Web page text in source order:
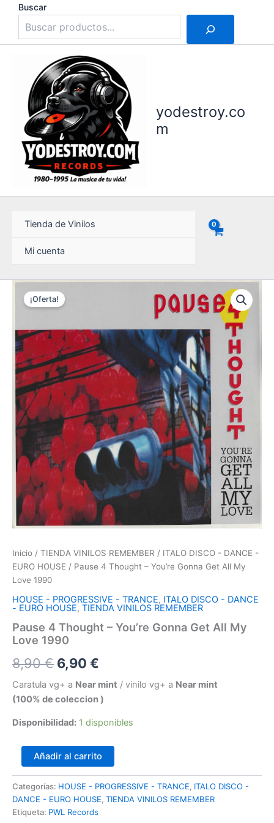
contenido
Buscar
yodestroy.co
m
Tienda de Vinilos
Mi cuenta
¡Oferta!
Inicio / TIENDA VINILOS REMEMBER / ITALO DISCO - DANCE -
EURO HOUSE / Pause 4 Thought – You’re Gonna Get All My
Love 1990
HOUSE - PROGRESSIVE - TRANCE, ITALO DISCO - DANCE
- EURO HOUSE, TIENDA VINILOS REMEMBER
Pause 4 Thought – You’re Gonna Get All My
Love 1990
8,90€ El
precio
original
era:
8,90 €.
6,90 €
precio
actual
es:
6,90 €.
Caratula vg+ a Near mint / vinilo vg+ a Near mint
(100% de coleccion )
Disponibilidad: 1 disponibles
Pause
Thought
–
You're
Gonna
Añadir al carrito
Categorías: HOUSE - PROGRESSIVE - TRANCE, ITALO DISCO -
DANCE - EURO HOUSE, TIENDA VINILOS REMEMBER
Etiqueta: PWL Records